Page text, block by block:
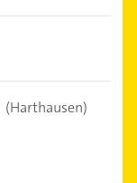
(Harthausen)